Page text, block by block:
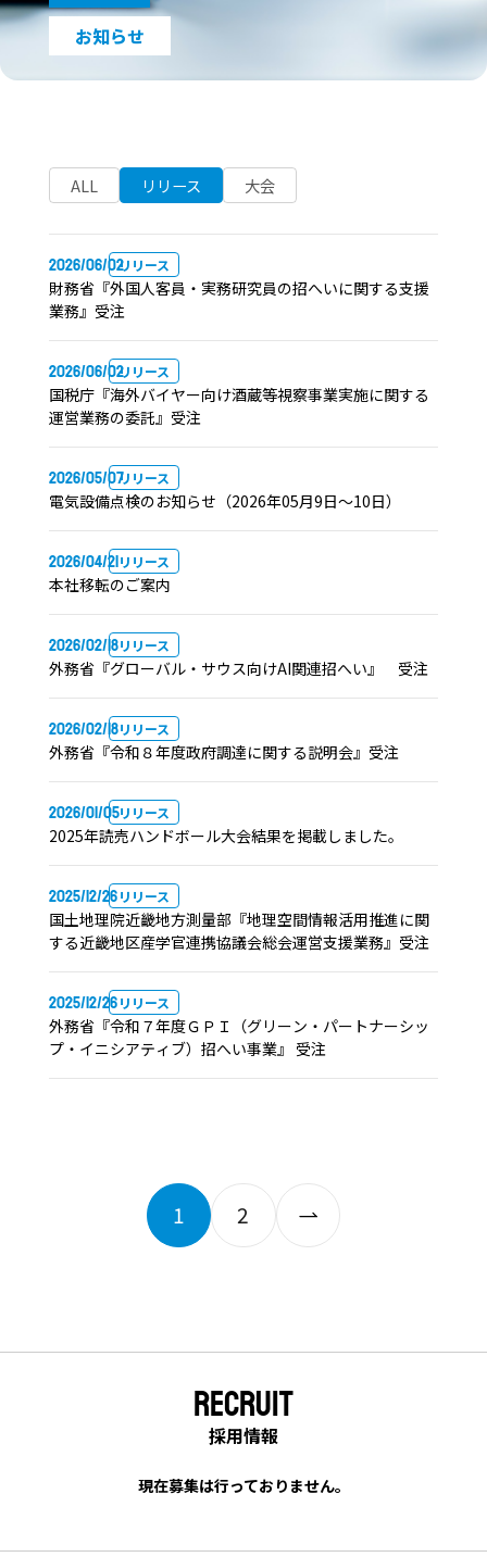
お知らせ
ALL リリース 大会
2026/06/02リリース
財務省『外国⼈客員・実務研究員の招へいに関する⽀援
業務』受注
2026/06/02リリース
国税庁『海外バイヤー向け酒蔵等視察事業実施に関する
運営業務の委託』受注
2026/05/07リリース
電気設備点検のお知らせ（2026年05月9日～10日）
2026/04/21リリース
本社移転のご案内
2026/02/18リリース
外務省『グローバル・サウス向けAI関連招へい』 受注
2026/02/18リリース
外務省『令和８年度政府調達に関する説明会』受注
2026/01/05リリース
2025年読売ハンドボール大会結果を掲載しました。
2025/12/26リリース
国土地理院近畿地方測量部『地理空間情報活用推進に関
する近畿地区産学官連携協議会総会運営支援業務』受注
2025/12/26リリース
外務省『令和７年度ＧＰＩ（グリーン・パートナーシッ
プ・イニシアティブ）招へい事業』 受注
1 2
RECRUIT
採用情報
現在募集は行っておりません。